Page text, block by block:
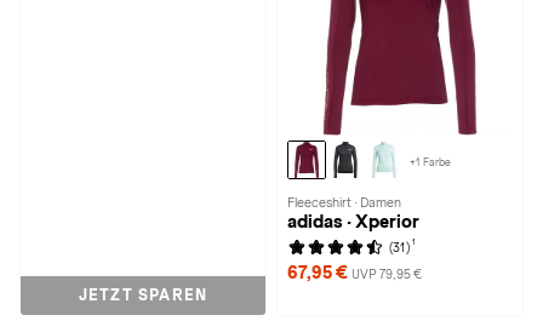
JETZT SPAREN
+1 Farbe
Fleeceshirt · Damen
adidas · Xperior
(31) 1
67,95 € UVP 79,95 €